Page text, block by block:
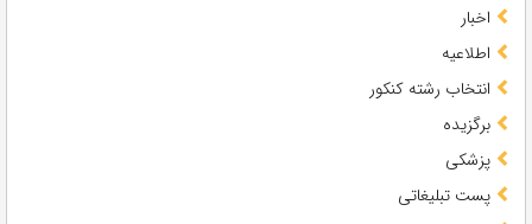
اخبار
اطلاعیه
انتخاب رشته کنکور
برگزیده
پزشکی
پست تبلیغاتی